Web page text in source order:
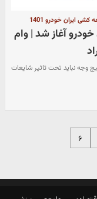
ایران خودرو 1401
آغاز شد | وام
وجه نباید تحت تاثیر شایعات
۶